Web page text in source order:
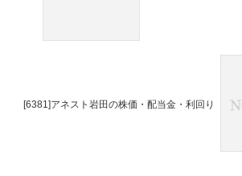
[6381]アネスト岩田の株価・配当金・利回り